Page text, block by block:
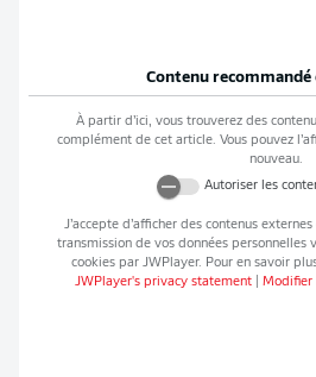
Contenu recommandé
À partir d’ici, vous trouverez des
complément de cet article. Vous pouvez
nouveau.
Autoriser les
J’accepte d’afficher des contenus externes
transmission de vos données personnelles
cookies par JWPlayer. Pour en savoir
JWPlayer's privacy statement| Modifier